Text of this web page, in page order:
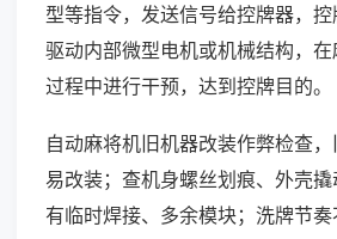
型等指令，发送信号给控牌器，
驱动内部微型电机或机械结构，
过程中进行干预，达到控牌目的。
自动麻将机旧机器改装作弊检查，
易改装；查机身螺丝划痕、外壳
有临时焊接、多余模块；洗牌节